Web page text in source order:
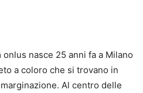
onlus nasce 25 anni fa a Milano
a coloro che si trovano in
Al centro delle